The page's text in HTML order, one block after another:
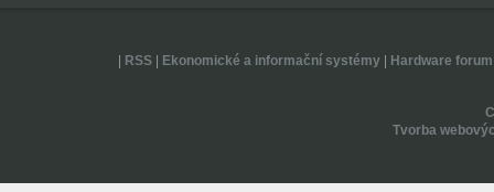
RSS| Ekonomické a informační systémy| Hardware forum
Tvorba